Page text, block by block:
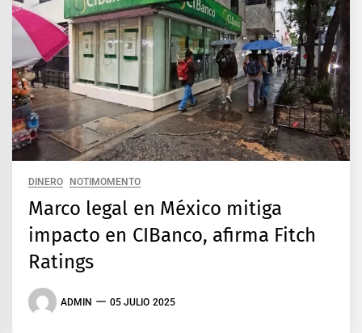
DINERO NOTIMOMENTO
Marco legal en México mitiga
impacto en CIBanco, afirma Fitch
Ratings
ADMIN 05 JULIO 2025